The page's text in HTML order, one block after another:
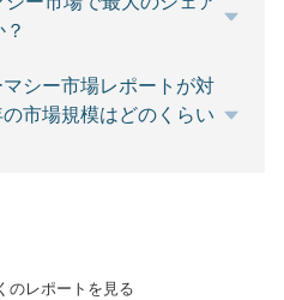
シー市場レポートが対
市場規模はどのくらい
のレポートを見る